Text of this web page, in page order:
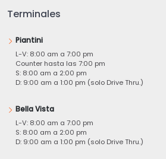
Terminales
Piantini
L-V: 8:00 am a 7:00 pm
Counter hasta las 7:00 pm
S: 8:00 am a 2:00 pm
D: 9:00 am a 1:00 pm (solo Drive Thru.)
Bella Vista
L-V: 8:00 am a 7:00 pm
S: 8:00 am a 2:00 pm
D: 9:00 am a 1:00 pm (solo Drive Thru.)